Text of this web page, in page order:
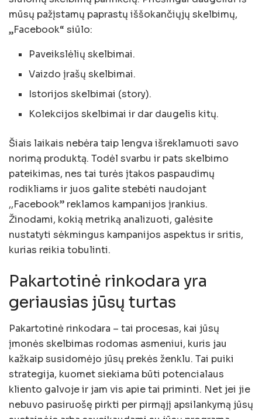
mūsų pažįstamų paprastų iššokančiųjų skelbimų,
„Facebook“ siūlo:
Paveikslėlių skelbimai.
Vaizdo įrašų skelbimai.
Istorijos skelbimai (story).
Kolekcijos skelbimai ir dar daugelis kitų.
Šiais laikais nebėra taip lengva išreklamuoti savo
norimą produktą. Todėl svarbu ir pats skelbimo
pateikimas, nes tai turės įtakos paspaudimų
rodikliams ir juos galite stebėti naudojant
,,Facebook” reklamos kampanijos įrankius.
Žinodami, kokią metriką analizuoti, galėsite
nustatyti sėkmingus kampanijos aspektus ir sritis,
kurias reikia tobulinti.
Pakartotinė rinkodara yra
geriausias jūsų turtas
Pakartotinė rinkodara – tai procesas, kai jūsų
įmonės skelbimas rodomas asmeniui, kuris jau
kažkaip susidomėjo jūsų prekės ženklu. Tai puiki
strategija, kuomet siekiama būti potencialaus
kliento galvoje ir jam vis apie tai priminti. Net jei jie
nebuvo pasiruošę pirkti per pirmąjį apsilankymą jūsų